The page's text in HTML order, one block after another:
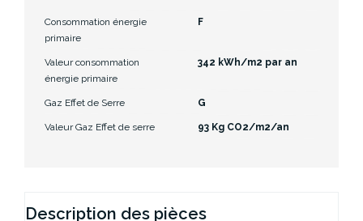
Consommation énergie
primaire
F
Valeur consommation
énergie primaire
342 kWh/m2 par an
Gaz Effet de Serre G
Valeur Gaz Effet de serre 93 Kg CO2/m2/an
Description des pièces